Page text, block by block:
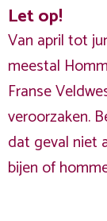
Let op!
Van april tot
meestal
Franse
veroorzaken.
dat geval niet
bijen of